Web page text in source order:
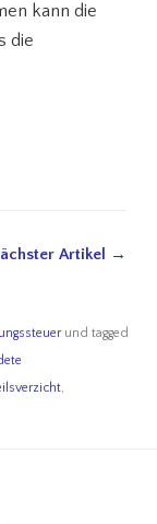
kann die
die
Artikel →
und tagged
,